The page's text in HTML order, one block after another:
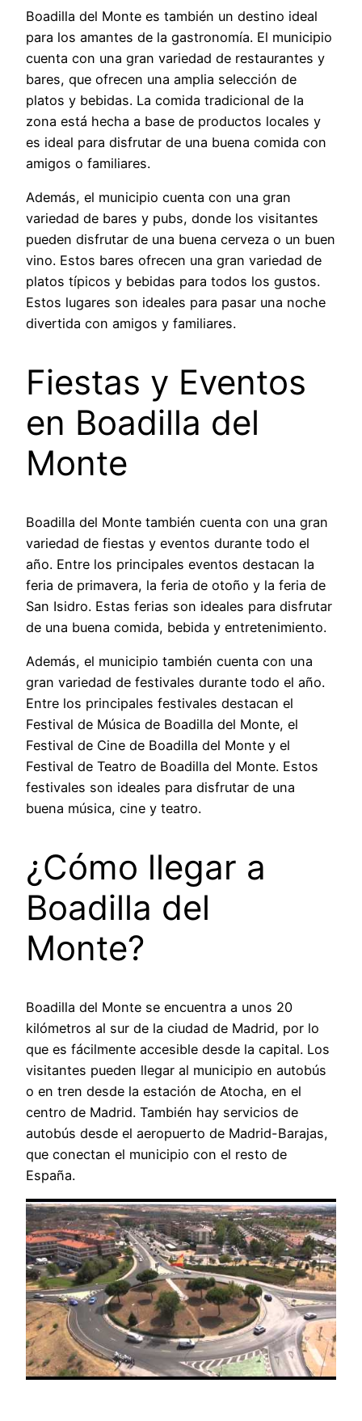
Boadilla del Monte es también un destino ideal
para los amantes de la gastronomía. El municipio
cuenta con una gran variedad de restaurantes y
bares, que ofrecen una amplia selección de
platos y bebidas. La comida tradicional de la
zona está hecha a base de productos locales y
es ideal para disfrutar de una buena comida con
amigos o familiares.
Además, el municipio cuenta con una gran
variedad de bares y pubs, donde los visitantes
pueden disfrutar de una buena cerveza o un buen
vino. Estos bares ofrecen una gran variedad de
platos típicos y bebidas para todos los gustos.
Estos lugares son ideales para pasar una noche
divertida con amigos y familiares.
Fiestas y Eventos
en Boadilla del
Monte
Boadilla del Monte también cuenta con una gran
variedad de fiestas y eventos durante todo el
año. Entre los principales eventos destacan la
feria de primavera, la feria de otoño y la feria de
San Isidro. Estas ferias son ideales para disfrutar
de una buena comida, bebida y entretenimiento.
Además, el municipio también cuenta con una
gran variedad de festivales durante todo el año.
Entre los principales festivales destacan el
Festival de Música de Boadilla del Monte, el
Festival de Cine de Boadilla del Monte y el
Festival de Teatro de Boadilla del Monte. Estos
festivales son ideales para disfrutar de una
buena música, cine y teatro.
¿Cómo llegar a
Boadilla del
Monte?
Boadilla del Monte se encuentra a unos 20
kilómetros al sur de la ciudad de Madrid, por lo
que es fácilmente accesible desde la capital. Los
visitantes pueden llegar al municipio en autobús
o en tren desde la estación de Atocha, en el
centro de Madrid. También hay servicios de
autobús desde el aeropuerto de Madrid-Barajas,
que conectan el municipio con el resto de
España.